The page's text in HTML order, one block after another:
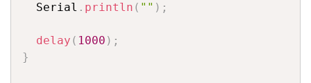
  Serial
. println ( "" ) ;
delay ( 1000 ) ;
}